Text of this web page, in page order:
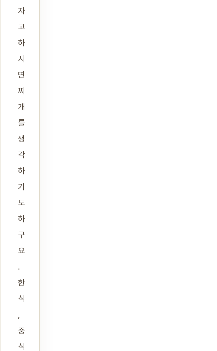
자
고
하
시
면
찌
개
를
생
각
하
기
도
하
구
요
.
한
식
중
식